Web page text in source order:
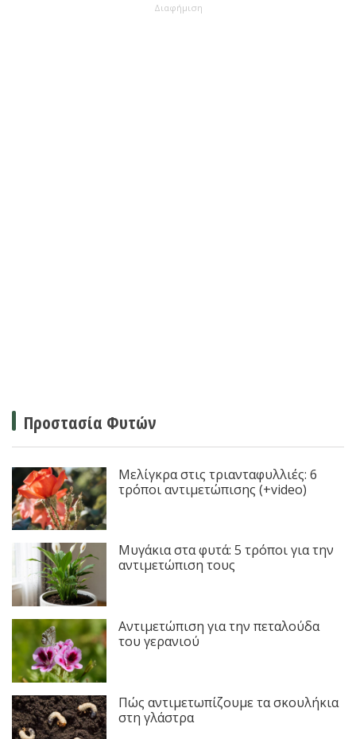
Διαφήμιση
Προστασία Φυτών
Μελίγκρα στις τριανταφυλλιές: 6
τρόποι αντιμετώπισης (+video)
Μυγάκια στα φυτά: 5 τρόποι για την
αντιμετώπιση τους
Αντιμετώπιση για την πεταλούδα
του γερανιού
Πώς αντιμετωπίζουμε τα σκουλήκια
στη γλάστρα